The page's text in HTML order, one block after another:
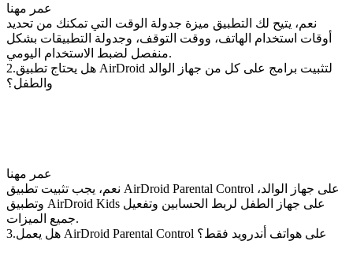
عمر مهنا
نعم، يتيح لك التطبيق ميزة جدولة الوقت التي تمكنك من تحديد
أوقات استخدام الهاتف، ووقت التوقف، وجدولة التطبيقات بشكل
منفصل لضبط الاستخدام اليومي.
2.هل يحتاج تطبيق AirDroid لتثبيت برامج على كل من جهاز الوالد
والطفل؟
عمر مهنا
نعم، يجب تثبيت تطبيق AirDroid Parental Control على جهاز الوالد،
وتطبيق AirDroid Kids على جهاز الطفل لربط الحسابين وتفعيل
جميع الميزات.
3.هل يعمل AirDroid Parental Control على هواتف أندرويد فقط؟